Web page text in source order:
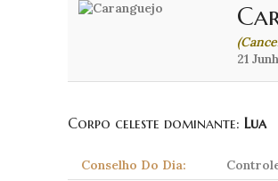
21
Corpo celeste dominante: Lua
Conselho Do Dia: